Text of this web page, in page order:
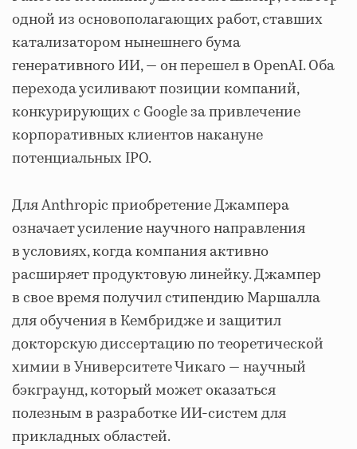
одной из основополагающих работ, ставших
катализатором нынешнего бума
генеративного ИИ, — он перешел в OpenAI. Оба
перехода усиливают позиции компаний,
конкурирующих с Google за привлечение
корпоративных клиентов накануне
потенциальных IPO.
Для Anthropic приобретение Джампера
означает усиление научного направления
в условиях, когда компания активно
расширяет продуктовую линейку. Джампер
в свое время получил стипендию Маршалла
для обучения в Кембридже и защитил
докторскую диссертацию по теоретической
химии в Университете Чикаго — научный
бэкграунд, который может оказаться
полезным в разработке ИИ-систем для
прикладных областей.